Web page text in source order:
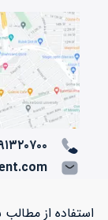
۰۲۱-
استفاده از